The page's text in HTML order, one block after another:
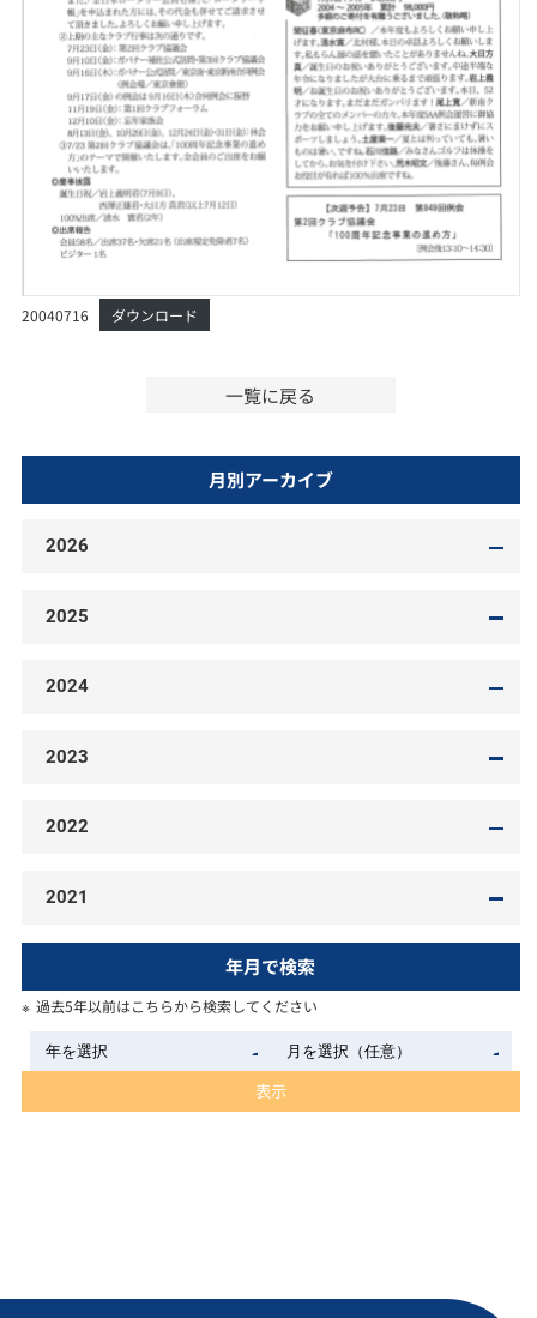
20040716 ダウンロード
一覧に戻る
月別アーカイブ
2026
2025
2024
2023
2022
2021
年月で検索
過去5年以前はこちらから検索してください
表示